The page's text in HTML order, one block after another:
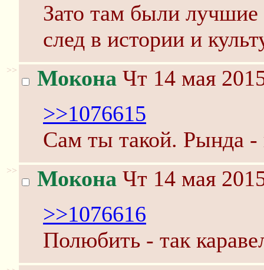
Зато там были
след в истории и
>> Мокона Чт 14 мая
>>1076615
Сам ты такой. Рында -
>> Мокона Чт 14 мая
>>1076616
Полюбить - так